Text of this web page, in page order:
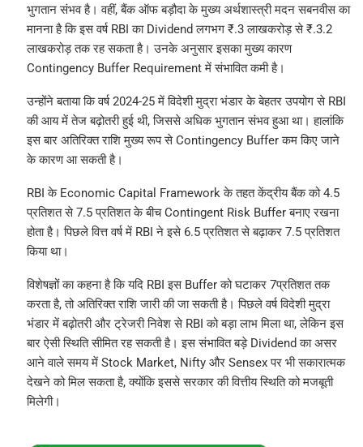
भुगतान संभव है। वहीं, बैंक ऑफ बड़ौदा के मुख्य अर्थशास्त्री मदन सबनवीस का
मानना है कि इस वर्ष RBI का Dividend लगभग ₹.3 लाखकरोड़ से ₹.3.2
लाखकरोड़ तक रह सकता है। उनके अनुसार इसका मुख्य कारण
Contingency Buffer Requirement में संभावित कमी है।
उन्होंने बताया कि वर्ष 2024-25 में विदेशी मुद्रा भंडार के बेहतर उपयोग से RBI
की आय में तेज बढ़ोतरी हुई थी, जिससे अधिक भुगतान संभव हुआ था। हालांकि
इस बार अतिरिक्त राशि मुख्य रूप से Contingency Buffer कम किए जाने
के कारण आ सकती है।
RBI के Economic Capital Framework के तहत केंद्रीय बैंक को 4.5
प्रतिशत से 7.5 प्रतिशत के बीच Contingent Risk Buffer बनाए रखना
होता है। पिछले वित्त वर्ष में RBI ने इसे 6.5 प्रतिशत से बढ़ाकर 7.5 प्रतिशत
किया था।
विशेषज्ञों का कहना है कि यदि RBI इस Buffer को घटाकर 7प्रतिशत तक
करता है, तो अतिरिक्त राशि जारी की जा सकती है। पिछले वर्ष विदेशी मुद्रा
भंडार में बढ़ोतरी और ट्रेजरी निवेश से RBI को बड़ा लाभ मिला था, लेकिन इस
बार ऐसी स्थिति सीमित रह सकती है। इस संभावित बड़े Dividend का असर
आने वाले समय में Stock Market, Nifty और Sensex पर भी सकारात्मक
देखने को मिल सकता है, क्योंकि इससे सरकार की वित्तीय स्थिति को मजबूती
मिलेगी।